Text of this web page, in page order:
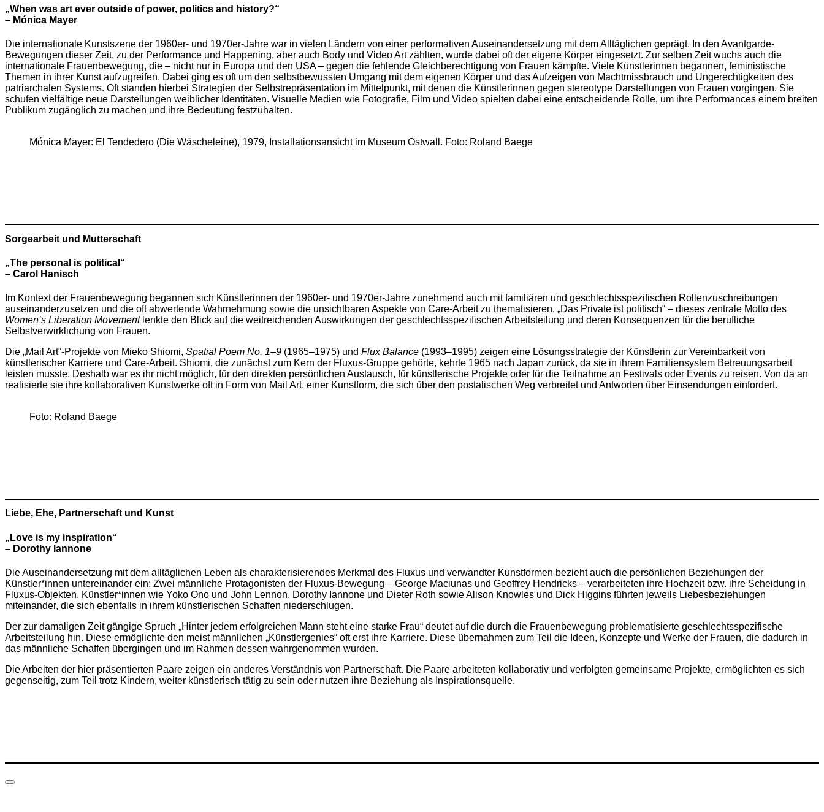
„When was art ever outside of power, politics and history?“
– Mónica Mayer
Die internationale Kunstszene der 1960er- und 1970er-Jahre war in vielen Ländern von einer performativen Auseinandersetzung mit dem Alltäglichen geprägt. In den Avantgarde-
Bewegungen dieser Zeit, zu der Performance und Happening, aber auch Body und Video Art zählten, wurde dabei oft der eigene Körper eingesetzt. Zur selben Zeit wuchs auch die
internationale Frauenbewegung, die – nicht nur in Europa und den USA – gegen die fehlende Gleichberechtigung von Frauen kämpfte. Viele Künstlerinnen begannen, feministische
Themen in ihrer Kunst aufzugreifen. Dabei ging es oft um den selbstbewussten Umgang mit dem eigenen Körper und das Aufzeigen von Machtmissbrauch und Ungerechtigkeiten des
patriarchalen Systems. Oft standen hierbei Strategien der Selbstrepräsentation im Mittelpunkt, mit denen die Künstlerinnen gegen stereotype Darstellungen von Frauen vorgingen. Sie
schufen vielfältige neue Darstellungen weiblicher Identitäten. Visuelle Medien wie Fotografie, Film und Video spielten dabei eine entscheidende Rolle, um ihre Performances einem breiten
Publikum zugänglich zu machen und ihre Bedeutung festzuhalten.
Mónica Mayer: El Tendedero (Die Wäscheleine), 1979, Installationsansicht im Museum Ostwall. Foto: Roland Baege
Sorgearbeit und Mutterschaft
„The personal is political“
– Carol Hanisch
Im Kontext der Frauenbewegung begannen sich Künstlerinnen der 1960er- und 1970er-Jahre zunehmend auch mit familiären und geschlechtsspezifischen Rollenzuschreibungen
auseinanderzusetzen und die oft abwertende Wahrnehmung sowie die unsichtbaren Aspekte von Care-Arbeit zu thematisieren. „Das Private ist politisch“ – dieses zentrale Motto des
Women’s Liberation Movementlenkte den Blick auf die weitreichenden Auswirkungen der geschlechtsspezifischen Arbeitsteilung und deren Konsequenzen für die berufliche
Selbstverwirklichung von Frauen.
Die „Mail Art“-Projekte von Mieko Shiomi, Spatial Poem No. 1–9 (1965–1975) und Flux Balance (1993–1995) zeigen eine Lösungsstrategie der Künstlerin zur Vereinbarkeit von
künstlerischer Karriere und Care-Arbeit. Shiomi, die zunächst zum Kern der Fluxus-Gruppe gehörte, kehrte 1965 nach Japan zurück, da sie in ihrem Familiensystem Betreuungsarbeit
leisten musste. Deshalb war es ihr nicht möglich, für den direkten persönlichen Austausch, für künstlerische Projekte oder für die Teilnahme an Festivals oder Events zu reisen. Von da an
realisierte sie ihre kollaborativen Kunstwerke oft in Form von Mail Art, einer Kunstform, die sich über den postalischen Weg verbreitet und Antworten über Einsendungen einfordert.
Foto: Roland Baege
Liebe, Ehe, Partnerschaft und Kunst
„Love is my inspiration“
– Dorothy Iannone
Die Auseinandersetzung mit dem alltäglichen Leben als charakterisierendes Merkmal des Fluxus und verwandter Kunstformen bezieht auch die persönlichen Beziehungen der
Künstler*innen untereinander ein: Zwei männliche Protagonisten der Fluxus-Bewegung – George Maciunas und Geoffrey Hendricks – verarbeiteten ihre Hochzeit bzw. ihre Scheidung in
Fluxus-Objekten. Künstler*innen wie Yoko Ono und John Lennon, Dorothy Iannone und Dieter Roth sowie Alison Knowles und Dick Higgins führten jeweils Liebesbeziehungen
miteinander, die sich ebenfalls in ihrem künstlerischen Schaffen niederschlugen.
Der zur damaligen Zeit gängige Spruch „Hinter jedem erfolgreichen Mann steht eine starke Frau“ deutet auf die durch die Frauenbewegung problematisierte geschlechtsspezifische
Arbeitsteilung hin. Diese ermöglichte den meist männlichen „Künstlergenies“ oft erst ihre Karriere. Diese übernahmen zum Teil die Ideen, Konzepte und Werke der Frauen, die dadurch in
das männliche Schaffen übergingen und im Rahmen dessen wahrgenommen wurden.
Die Arbeiten der hier präsentierten Paare zeigen ein anderes Verständnis von Partnerschaft. Die Paare arbeiteten kollaborativ und verfolgten gemeinsame Projekte, ermöglichten es sich
gegenseitig, zum Teil trotz Kindern, weiter künstlerisch tätig zu sein oder nutzen ihre Beziehung als Inspirationsquelle.